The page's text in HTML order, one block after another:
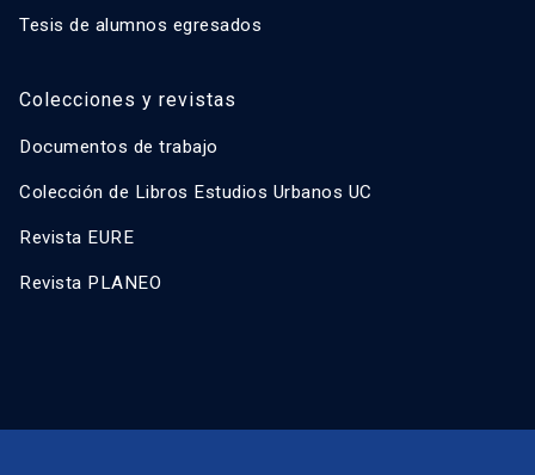
Tesis de alumnos egresados
Colecciones y revistas
Documentos de trabajo
Colección de Libros Estudios Urbanos UC
Revista EURE
Revista PLANEO